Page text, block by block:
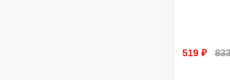
519 ₽